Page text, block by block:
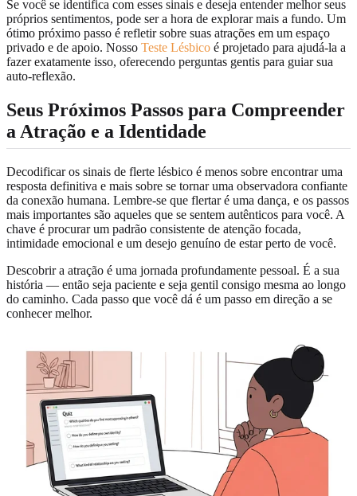
Se você se identifica com esses sinais e deseja entender melhor seus
próprios sentimentos, pode ser a hora de explorar mais a fundo. Um
ótimo próximo passo é refletir sobre suas atrações em um espaço
privado e de apoio. Nosso Teste Lésbico é projetado para ajudá-la a
fazer exatamente isso, oferecendo perguntas gentis para guiar sua
auto-reflexão.
Seus Próximos Passos para Compreender
a Atração e a Identidade
Decodificar os sinais de flerte lésbico é menos sobre encontrar uma
resposta definitiva e mais sobre se tornar uma observadora confiante
da conexão humana. Lembre-se que flertar é uma dança, e os passos
mais importantes são aqueles que se sentem autênticos para você. A
chave é procurar um padrão consistente de atenção focada,
intimidade emocional e um desejo genuíno de estar perto de você.
Descobrir a atração é uma jornada profundamente pessoal. É a sua
história — então seja paciente e seja gentil consigo mesma ao longo
do caminho. Cada passo que você dá é um passo em direção a se
conhecer melhor.